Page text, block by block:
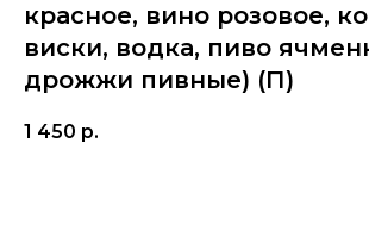
красное, вино розовое,
виски, водка, пиво
дрожжи пивные) (П)
1 450 р.